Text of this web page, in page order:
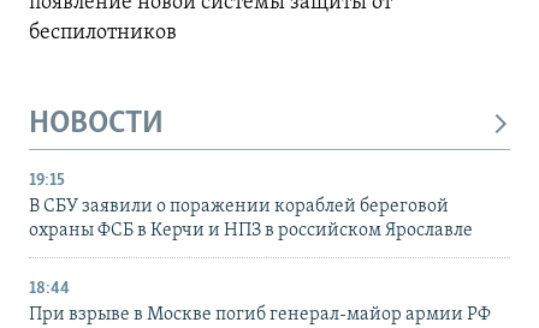
беспилотников
НОВОСТИ
19:15
В СБУ заявили о поражении кораблей береговой
охраны ФСБ в Керчи и НПЗ в российском Ярославле
18:44
При взрыве в Москве погиб генерал-майор армии РФ